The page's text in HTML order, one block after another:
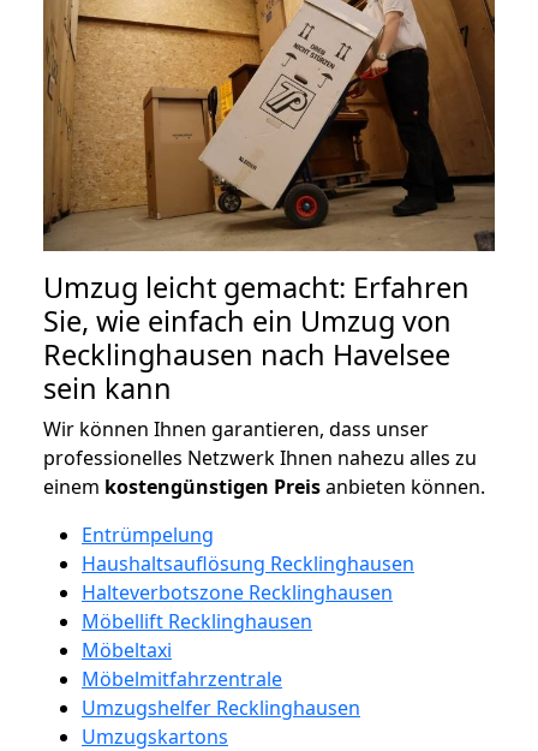
Umzug leicht gemacht: Erfahren
Sie, wie einfach ein Umzug von
Recklinghausen nach Havelsee
sein kann
Wir können Ihnen garantieren, dass unser
professionelles Netzwerk Ihnen nahezu alles zu
einem kostengünstigen Preisanbieten können.
Entrümpelung
Haushaltsauflösung Recklinghausen
Halteverbotszone Recklinghausen
Möbellift Recklinghausen
Möbeltaxi
Möbelmitfahrzentrale
Umzugshelfer Recklinghausen
Umzugskartons